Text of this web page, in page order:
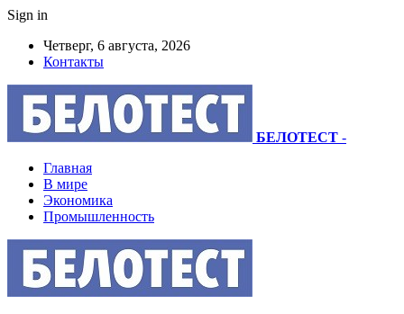
Sign in
Четверг, 6 августа, 2026
Контакты
БЕЛОТЕСТ -
Главная
В мире
Экономика
Промышленность